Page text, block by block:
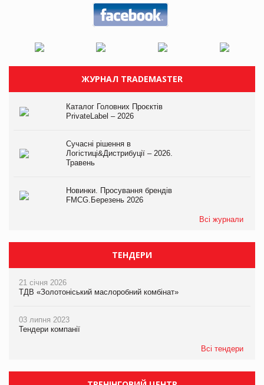
ЖУРНАЛ TRADEMASTER
Каталог Головних Проєктів
PrivateLabel – 2026
Сучасні рішення в
Логістиці&Дистрибуції – 2026.
Травень
Новинки. Просування брендів
FMCG.Березень 2026
Всі журнали
ТЕНДЕРИ
21 січня 2026
ТДВ «Золотоніський маслоробний комбінат»
03 липня 2023
Тендери компанії
Всі тендери